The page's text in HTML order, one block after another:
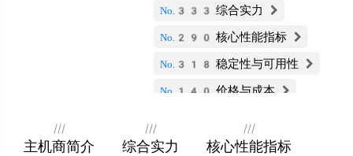
No.333 综合实力
No.290 核心性能指标
No.318 稳定性与可用性
No.140 价格与成本
No.301扩展性与灵活性
///
主机商简介
///
综合实力
///
核心性能指标